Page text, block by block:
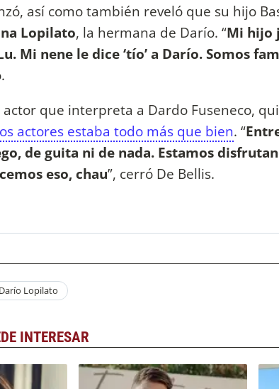
así como también reveló que su hijo
Lopilato, la hermana de Darío. “Mi hijo
Mi nene le dice ‘tío’ a Darío. Somos
actor que interpreta a Dardo Fuseneco,
actores estaba todo más que bien. “
de guita ni de nada. Estamos
eso, chau”, cerró De Bellis.
Darío Lopilato
INTERESAR